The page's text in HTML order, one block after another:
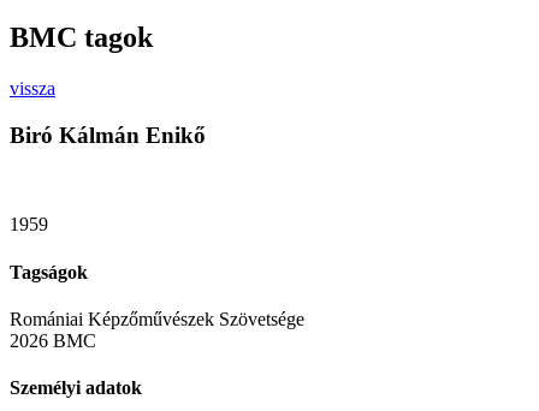
BMC tagok
vissza
Biró Kálmán Enikő
1959
Tagságok
Romániai Képzőművészek Szövetsége
2026 BMC
Személyi adatok